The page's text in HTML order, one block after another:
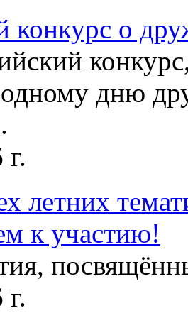
конкурс о
дню
летних
к участию!